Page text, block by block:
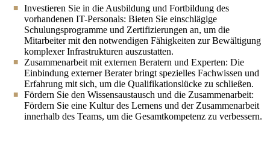
Investieren Sie in die Ausbildung und Fortbildung des
vorhandenen IT-Personals: Bieten Sie einschlägige
Schulungsprogramme und Zertifizierungen an, um die
Mitarbeiter mit den notwendigen Fähigkeiten zur Bewältigung
komplexer Infrastrukturen auszustatten.
Zusammenarbeit mit externen Beratern und Experten: Die
Einbindung externer Berater bringt spezielles Fachwissen und
Erfahrung mit sich, um die Qualifikationslücke zu schließen.
Fördern Sie den Wissensaustausch und die Zusammenarbeit:
Fördern Sie eine Kultur des Lernens und der Zusammenarbeit
innerhalb des Teams, um die Gesamtkompetenz zu verbessern.